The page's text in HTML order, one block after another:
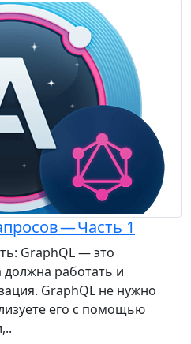
— Часть 1
GraphQL — это
должна работать и
GraphQL не нужно
его с помощью